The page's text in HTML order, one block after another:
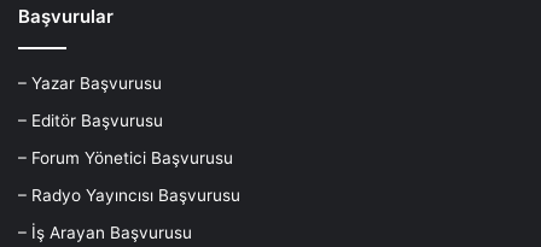
Başvurular
– Yazar Başvurusu
– Editör Başvurusu
– Forum Yönetici Başvurusu
– Radyo Yayıncısı Başvurusu
– İş Arayan Başvurusu